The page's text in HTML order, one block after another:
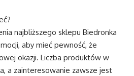
najbliższego sklepu Biedronka
aby mieć pewność, że
okazji. Liczba produktów w
a zainteresowanie zawsze jest